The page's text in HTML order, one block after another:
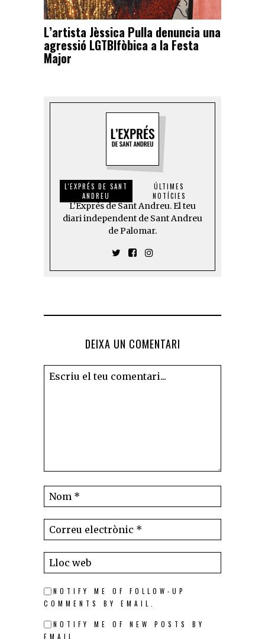
L’artista Jèssica Pulla denuncia una
agressió LGTBIfòbica a la Festa
Major
L'EXPRÉS DE SANT
ANDREU
ÚLTIMES
NOTÍCIES
L'Exprés de Sant Andreu. El teu
diari independent de Sant Andreu
de Palomar.
DEIXA UN COMENTARI
NOTIFY ME OF FOLLOW-UP
COMMENTS BY EMAIL.
NOTIFY ME OF NEW POSTS BY
EMAIL.